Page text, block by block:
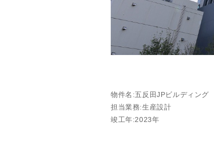
物件名:五反田JPビルディング
担当業務:生産設計
竣工年:2023年